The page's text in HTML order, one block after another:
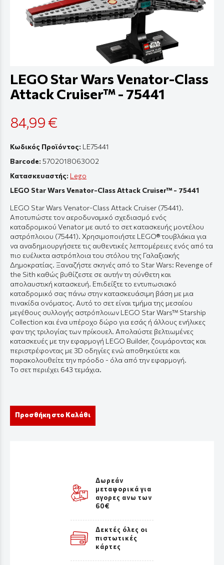
LEGO Star Wars Venator-Class
Attack Cruiser™ - 75441
84,99 €
Κωδικός Προϊόντος: LE75441
Barcode: 5702018063002
Κατασκευαστής: Lego
LEGO Star Wars Venator-Class Attack Cruiser™ - 75441
LEGO Star Wars Venator-Class Attack Cruiser (75441).
Αποτυπώστε τον αεροδυναμικό σχεδιασμό ενός
καταδρομικού Venator με αυτό το σετ κατασκευής μοντέλου
αστρόπλοιου (75441). Χρησιμοποιήστε LEGO® τουβλάκια για
να αναδημιουργήσετε τις αυθεντικές λεπτομέρειες ενός από τα
πιο ευέλικτα αστρόπλοια του στόλου της Γαλαξιακής
Δημοκρατίας. Ξαναζήστε σκηνές από το Star Wars: Revenge of
the Sith καθώς βυθίζεστε σε αυτήν τη σύνθετη και
απολαυστική κατασκευή. Επιδείξτε το εντυπωσιακό
καταδρομικό σας πάνω στην κατασκευάσιμη βάση με μια
πινακίδα ονόματος. Αυτό το σετ είναι τμήμα της μεσαίου
μεγέθους συλλογής αστρόπλοιων LEGO Star Wars™ Starship
Collection και ένα υπέροχο δώρο για εσάς ή άλλους ενήλικες
φαν της τριλογίας των πρίκουελ. Απολαύστε βελτιωμένες
κατασκευές με την εφαρμογή LEGO Builder, ζουμάροντας και
περιστρέφοντας με 3D οδηγίες ενώ αποθηκεύετε και
παρακολουθείτε την πρόοδο - όλα από την εφαρμογή.
Το σετ περιέχει 643 τεμάχια.
Προσθήκη στο Καλάθι
Δωρεάν
μεταφορικά για
αγορες ανω των
60€
Δεκτές όλες οι
πιστωτικές
κάρτες